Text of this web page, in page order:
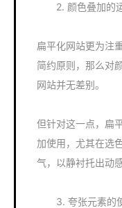
2. 颜色叠加的运
扁平化网站更为注
简约原则，那么对
网站并无差别。
但针对这一点，扁
加使用，尤其在选
气，以静衬托出动
3. 夸张元素的使